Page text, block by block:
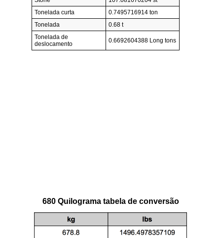
Tonelada curta
0.7495716914 ton
Tonelada
0.68 t
Tonelada de
deslocamento
0.6692604388 Long tons
680 Quilograma tabela de conversão